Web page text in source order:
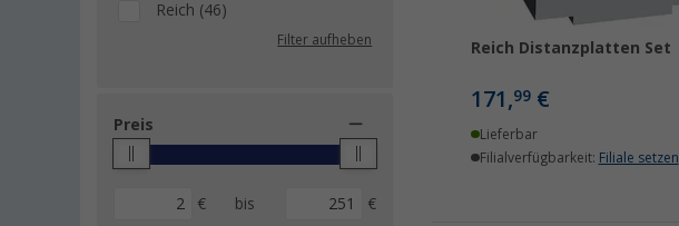
Reich (46)
Filter aufheben
Preis
€ bis €
Reich Distanzplatten Set
171,99 €
Lieferbar
Filialverfügbarkeit: Filiale setzen